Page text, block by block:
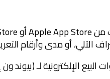
الآلي، أو مدى وأرقام